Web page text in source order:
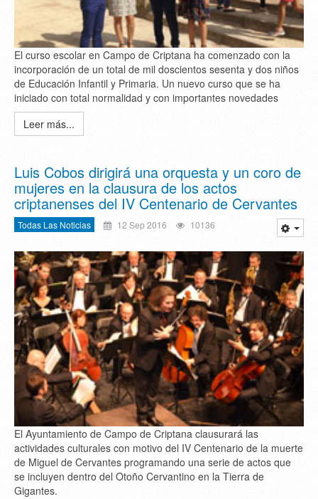
El curso escolar en Campo de Criptana ha comenzado con la
incorporación de un total de mil doscientos sesenta y dos niños
de Educación Infantil y Primaria. Un nuevo curso que se ha
iniciado con total normalidad y con importantes novedades
Leer más...
Luis Cobos dirigirá una orquesta y un coro de
mujeres en la clausura de los actos
criptanenses del IV Centenario de Cervantes
Todas Las Noticias 12 Sep 2016 10136
El Ayuntamiento de Campo de Criptana clausurará las
actividades culturales con motivo del IV Centenario de la muerte
de Miguel de Cervantes programando una serie de actos que
se incluyen dentro del Otoño Cervantino en la Tierra de
Gigantes.